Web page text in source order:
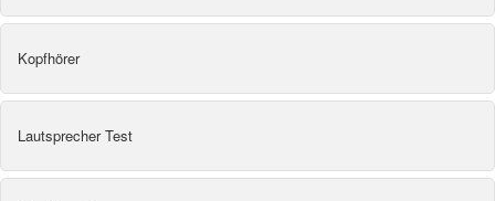
Kopfhörer
Lautsprecher Test